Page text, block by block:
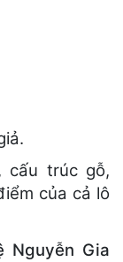
cấu trúc gỗ,
của cả lô
Nguyễn Gia